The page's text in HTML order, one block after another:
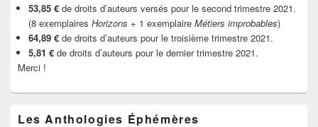
53,85 € de droits d’auteurs versés pour le second trimestre 2021.
(8 exemplaires Horizons + 1 exemplaire Métiers improbables)
64,89 € de droits d’auteurs pour le troisième trimestre 2021.
5,81 € de droits d’auteurs pour le dernier trimestre 2021.
Merci !
Les Anthologies Éphémères